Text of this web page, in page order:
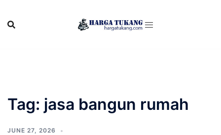
content
Tag: jasa bangun rumah
JUNE 27, 2026